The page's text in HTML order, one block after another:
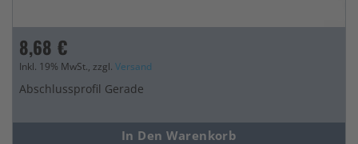
8,68 €
Inkl. 19% MwSt., zzgl. Versand
Abschlussprofil Gerade
In Den Warenkorb